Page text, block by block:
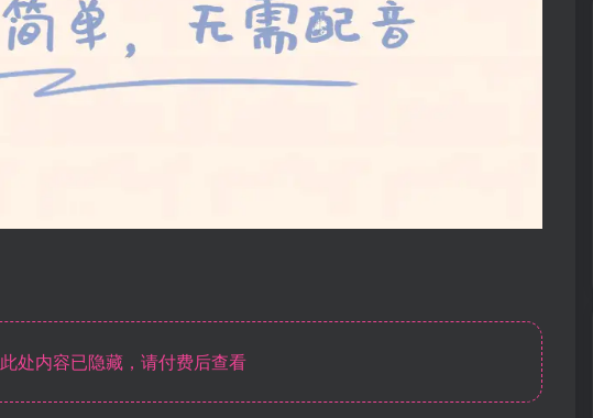
此处内容已隐藏，请付费后查看